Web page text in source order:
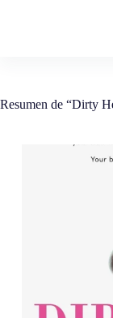
Resumen de “Dirty